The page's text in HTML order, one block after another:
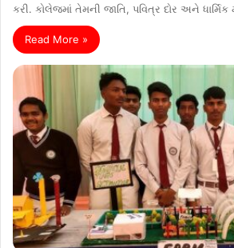
કરી. કોલેજમાં તેમની જાતિ, પવિત્ર દોર અને
Read More »